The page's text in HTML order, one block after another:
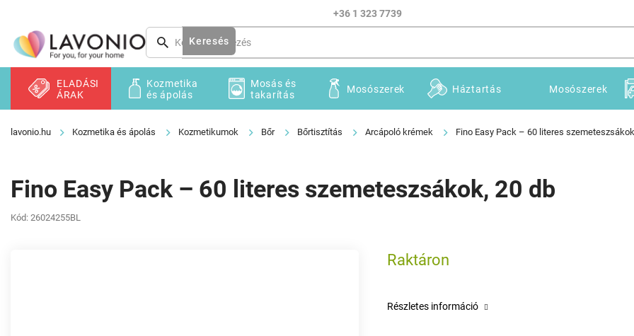
tartalomhoz
+36 1 323 7739
Keresés
ELADÁSI
ÁRAK
Kozmetika
és ápolás
Mosás és
takarítás
Mosószerek Háztartás Mosószerek
Kozmetika és ápolás Kozmetikumok Bőr Bőrtisztítás Arcápoló krémek Fino Easy Pack – 60 literes
Fino Easy Pack – 60 literes szemeteszsákok, 20 db
Kód: 26024255BL
Raktáron
Részletes információ